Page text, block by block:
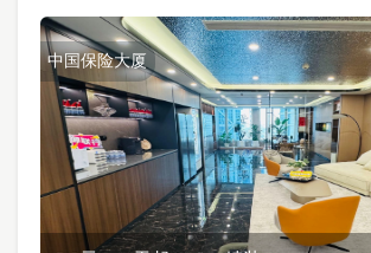
中国保险大厦